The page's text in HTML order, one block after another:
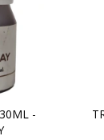
-